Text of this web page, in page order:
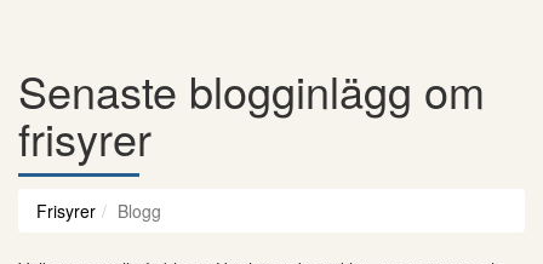
Senaste blogginlägg om
frisyrer
Frisyrer Blogg